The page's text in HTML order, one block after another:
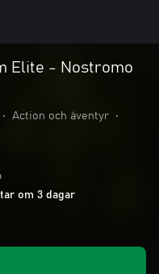
Elite - Nostromo
• Action och äventyr
•
om 3 dagar